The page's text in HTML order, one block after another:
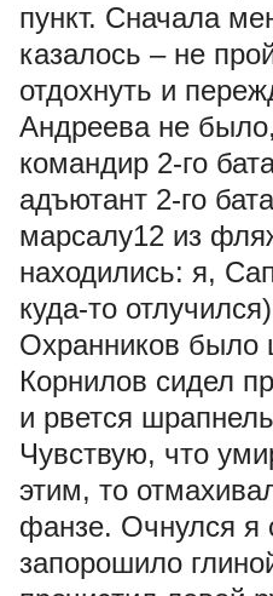
пункт. Сначала
казалось – не
отдохнуть и
Андреева не
командир 2-го
адъютант 2-го
марсалу12 из
находились: я,
куда-то
Охранников было
Корнилов сидел
и рвется
Чувствую, что
этим, то
фанзе. Очнулся я
запорошило